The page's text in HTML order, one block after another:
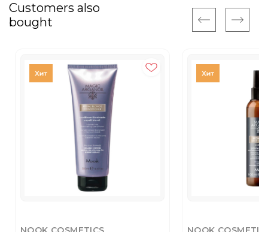
Customers also
bought